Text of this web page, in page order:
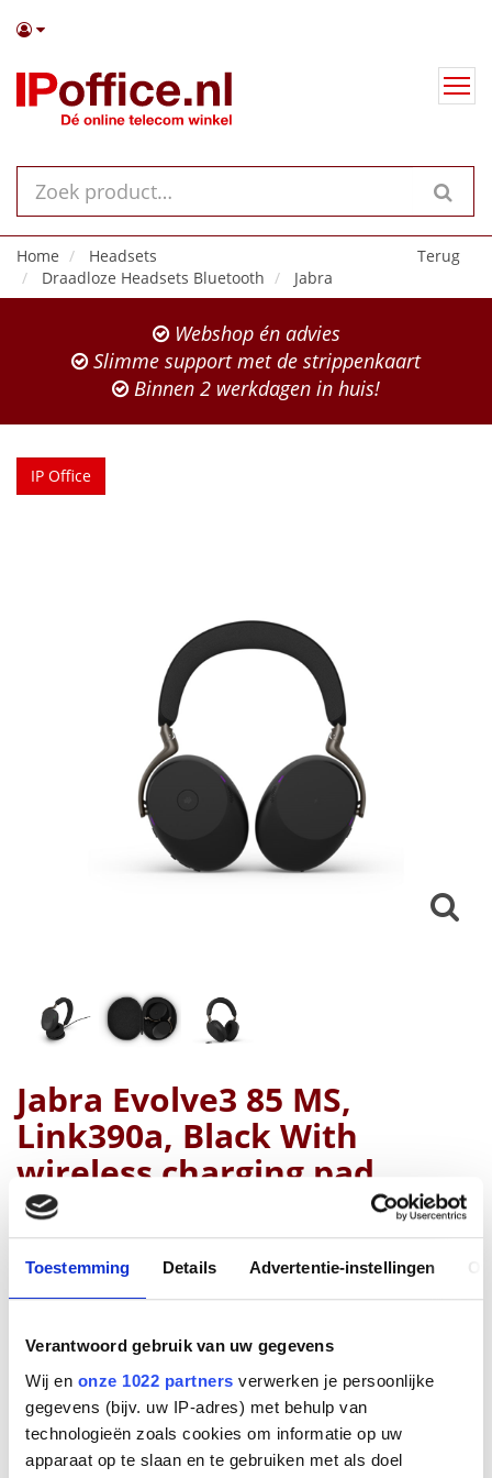
Toestemming Details Advertentie-instellingen
Verantwoord gebruik van uw gegevens
Wij en onze 1022 partners verwerken je persoonlijke
gegevens (bijv. uw IP-adres) met behulp van
technologieën zoals cookies om informatie op uw
apparaat op te slaan en te gebruiken met als doel
Terug
Home
Headsets
Draadloze Headsets Bluetooth
Jabra
Webshop én advies
Slimme support met de strippenkaart
Binnen 2 werkdagen in huis!
IP Office
Jabra Evolve3 85 MS,
Link390a, Black With
wireless charging pad
Fabrikant
Productnummer
EAN code
5706991034424
Bruto advies prijs
€ 620,00 (€ 750,20 incl.btw